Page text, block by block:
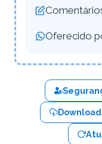
Oferecido